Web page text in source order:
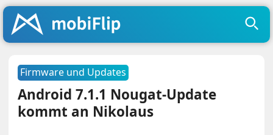
Firmware und Updates
Android 7.1.1 Nougat-Update
kommt an Nikolaus